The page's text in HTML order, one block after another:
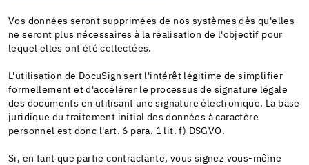
Vos données seront supprimées de nos systèmes dès qu'elles
ne seront plus nécessaires à la réalisation de l'objectif pour
lequel elles ont été collectées.
L'utilisation de DocuSign sert l'intérêt légitime de simplifier
formellement et d'accélérer le processus de signature légale
des documents en utilisant une signature électronique. La base
juridique du traitement initial des données à caractère
personnel est donc l'art. 6 para. 1 lit. f) DSGVO.
Si, en tant que partie contractante, vous signez vous-même